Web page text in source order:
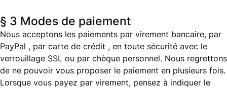
§ 3 Modes de paiement
Nous acceptons les paiements par virement bancaire, par
PayPal , par carte de crédit , en toute sécurité avec le
verrouillage SSL ou par chèque personnel. Nous regrettons
de ne pouvoir vous proposer le paiement en plusieurs fois.
Lorsque vous payez par virement, pensez à indiquer le